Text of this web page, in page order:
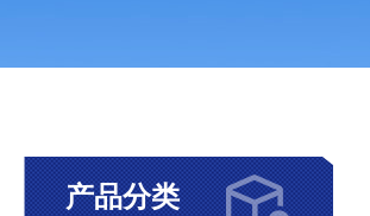
产品分类